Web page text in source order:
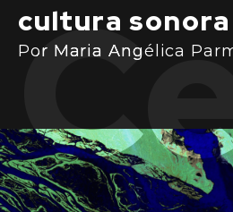
cultura
Por Maria Angélica